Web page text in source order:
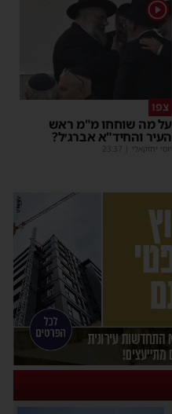
1
צפו
על מה שוחחו מ"מ ראש
העיר והחיד"א אברג׳ל?
יוסי יחזקאלי 23:37